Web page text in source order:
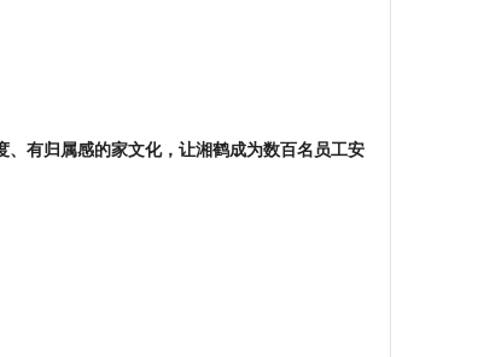
有归属感的家文化，让湘鹤成为数百名员工安